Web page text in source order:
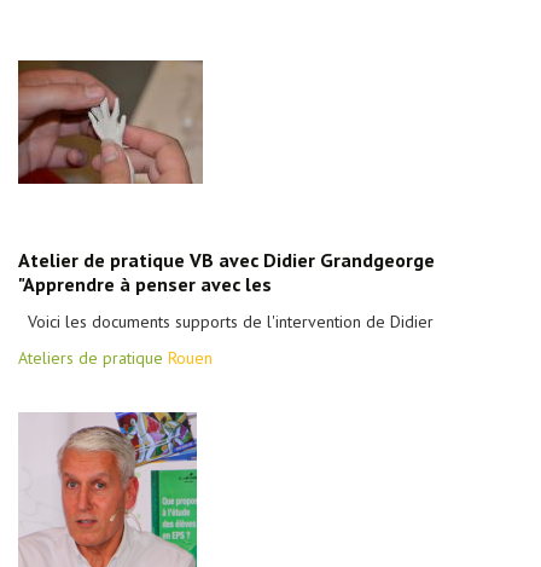
Atelier de pratique VB avec Didier Grandgeorge
"Apprendre à penser avec les
Voici les documents supports de l'intervention de Didier
Ateliers de pratique Rouen